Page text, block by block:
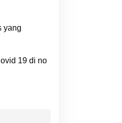
yang
19 di no